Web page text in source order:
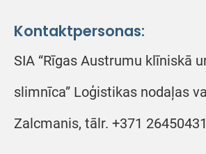
Kontaktpersonas:
SIA “Rīgas Austrumu klīniskā
slimnīca” Loģistikas nodaļas
Zalcmanis, tālr. +371